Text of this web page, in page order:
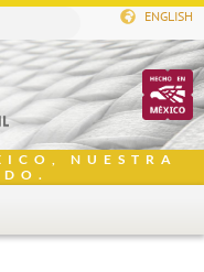
ENGLISH
NUESTRA